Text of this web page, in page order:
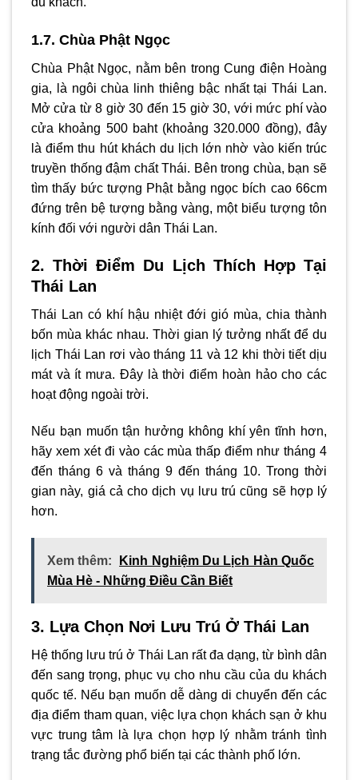
1.7. Chùa Phật Ngọc
Chùa Phật Ngọc, nằm bên trong Cung điện Hoàng
gia, là ngôi chùa linh thiêng bậc nhất tại Thái Lan.
Mở cửa từ 8 giờ 30 đến 15 giờ 30, với mức phí vào
cửa khoảng 500 baht (khoảng 320.000 đồng), đây
là điểm thu hút khách du lịch lớn nhờ vào kiến trúc
truyền thống đậm chất Thái. Bên trong chùa, bạn sẽ
tìm thấy bức tượng Phật bằng ngọc bích cao 66cm
đứng trên bệ tượng bằng vàng, một biểu tượng tôn
kính đối với người dân Thái Lan.
2. Thời Điểm Du Lịch Thích Hợp Tại
Thái Lan
Thái Lan có khí hậu nhiệt đới gió mùa, chia thành
bốn mùa khác nhau. Thời gian lý tưởng nhất để du
lịch Thái Lan rơi vào tháng 11 và 12 khi thời tiết dịu
mát và ít mưa. Đây là thời điểm hoàn hảo cho các
hoạt động ngoài trời.
Nếu bạn muốn tận hưởng không khí yên tĩnh hơn,
hãy xem xét đi vào các mùa thấp điểm như tháng 4
đến tháng 6 và tháng 9 đến tháng 10. Trong thời
gian này, giá cả cho dịch vụ lưu trú cũng sẽ hợp lý
hơn.
Xem thêm:
Kinh Nghiệm Du Lịch Hàn Quốc
Mùa Hè - Những Điều Cần Biết
3. Lựa Chọn Nơi Lưu Trú Ở Thái Lan
Hệ thống lưu trú ở Thái Lan rất đa dạng, từ bình dân
đến sang trọng, phục vụ cho nhu cầu của du khách
quốc tế. Nếu bạn muốn dễ dàng di chuyển đến các
địa điểm tham quan, việc lựa chọn khách sạn ở khu
vực trung tâm là lựa chọn hợp lý nhằm tránh tình
trạng tắc đường phổ biến tại các thành phố lớn.